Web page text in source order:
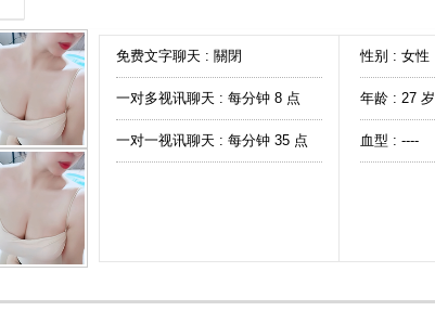
免费文字聊天 : 關閉
一对多视讯聊天 : 每分钟 8 点
一对一视讯聊天 : 每分钟 35 点
性别 : 女性
年龄 : 27 岁
血型 : ----